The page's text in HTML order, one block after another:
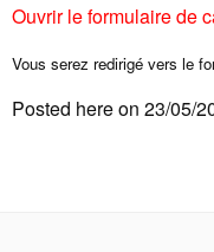
Ouvrir le formulaire de
Vous serez redirigé vers le
Posted here on 23/05/